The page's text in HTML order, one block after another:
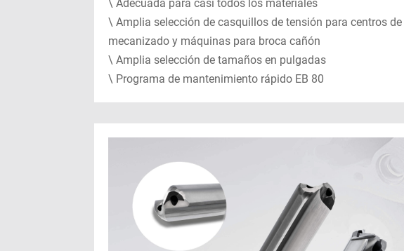
\ Adecuada para casi todos los materiales
\ Amplia selección de casquillos de tensión para centros de
mecanizado y máquinas para broca cañón
\ Amplia selección de tamaños en pulgadas
\ Programa de mantenimiento rápido EB 80